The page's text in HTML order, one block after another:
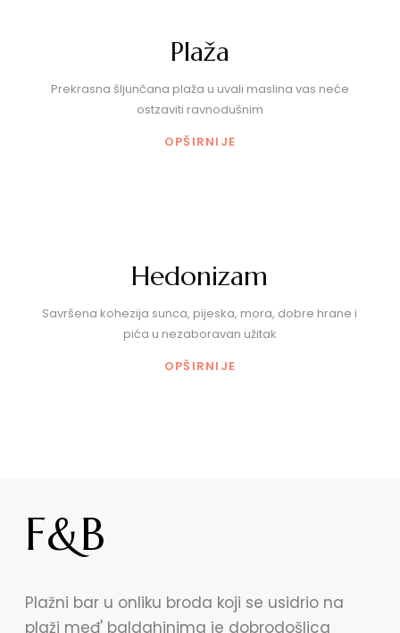
Plaža
Prekrasna šljunčana plaža u uvali maslina vas neće
ostzaviti ravnodušnim
OPŠIRNIJE
Hedonizam
Savršena kohezija sunca, pijeska, mora, dobre hrane i
pića u nezaboravan užitak
OPŠIRNIJE
F&B
Plažni bar u onliku broda koji se usidrio na
plaži međ' baldahinima je dobrodošlica